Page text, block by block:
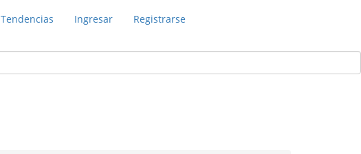
Tendencias Ingresar Registrarse